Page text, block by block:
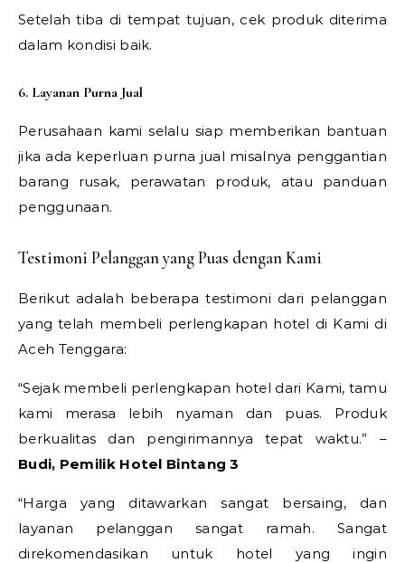
Setelah tiba di tempat tujuan, cek produk diterima
dalam kondisi baik.
6. Layanan Purna Jual
Perusahaan kami selalu siap memberikan bantuan
jika ada keperluan purna jual misalnya penggantian
barang rusak, perawatan produk, atau panduan
penggunaan.
Testimoni Pelanggan yang Puas dengan Kami
Berikut adalah beberapa testimoni dari pelanggan
yang telah membeli perlengkapan hotel di Kami di
Aceh Tenggara:
“Sejak membeli perlengkapan hotel dari Kami, tamu
kami merasa lebih nyaman dan puas. Produk
berkualitas dan pengirimannya tepat waktu.” –
Budi, Pemilik Hotel Bintang 3
“Harga yang ditawarkan sangat bersaing, dan
layanan pelanggan sangat ramah. Sangat
direkomendasikan untuk hotel yang ingin